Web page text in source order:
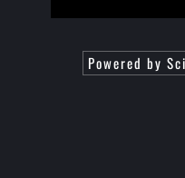
Powered by